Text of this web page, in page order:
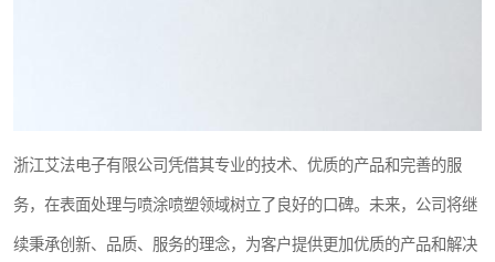
浙江艾法电子有限公司凭借其专业的技术、优质的产品和完善的服
务，在表面处理与喷涂喷塑领域树立了良好的口碑。未来，公司将继
续秉承创新、品质、服务的理念，为客户提供更加优质的产品和解决